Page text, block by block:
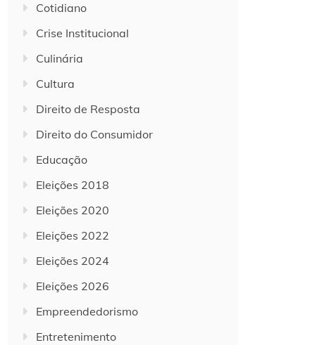
Cotidiano
Crise Institucional
Culinária
Cultura
Direito de Resposta
Direito do Consumidor
Educação
Eleições 2018
Eleições 2020
Eleições 2022
Eleições 2024
Eleições 2026
Empreendedorismo
Entretenimento